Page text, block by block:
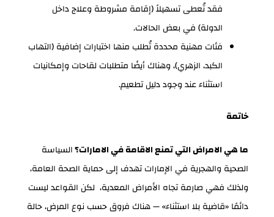
فقد تُعطى تسهيلاً (إقامة مشروطة وعلاج داخل
الدولة) في بعض الحالات.
فئات مهنية محددة تُطلب منها اختبارات إضافية (التهاب
الكبد، الزهري)، وهناك أيضًا متطلبات لقاحات وإمكانيات
استثناء عند وجود دليل تطعيم.
خاتمة
ما هي الامراض التي تمنع الاقامة في الامارات؟السياسة
الصحية والهجرية في الإمارات تهدف إلى حماية الصحة العامة،
ولذلك فهي صارمة تجاه الأمراض المعدية، لكن القواعد ليست
دائمًا «قاضية بلا استثناء» — هناك فروق حسب نوع المرض، حالة